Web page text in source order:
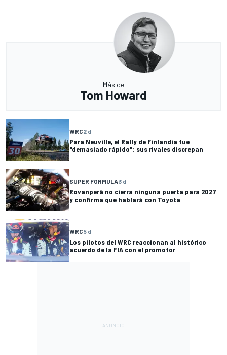
Más de
Tom Howard
WRC2 d
Para Neuville, el Rally de Finlandia fue
"demasiado rápido"; sus rivales discrepan
SUPER FORMULA3 d
Rovanperä no cierra ninguna puerta para 2027
y confirma que hablará con Toyota
WRC5 d
Los pilotos del WRC reaccionan al histórico
acuerdo de la FIA con el promotor